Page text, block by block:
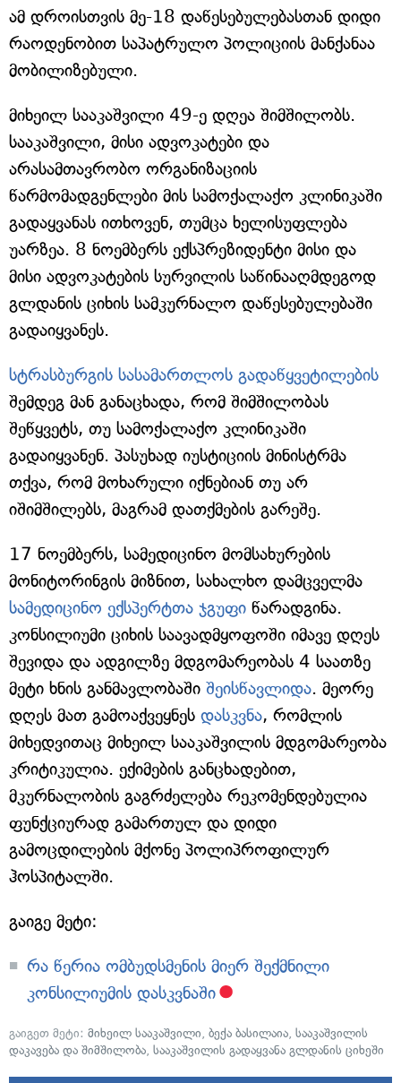
ამ დროისთვის მე-18 დაწესებულებასთან დიდი
რაოდენობით საპატრულო პოლიციის მანქანაა
მობილიზებული.
მიხეილ სააკაშვილი 49-ე დღეა შიმშილობს.
სააკაშვილი, მისი ადვოკატები და
არასამთავრობო ორგანიზაციის
წარმომადგენლები მის სამოქალაქო კლინიკაში
გადაყვანას ითხოვენ, თუმცა ხელისუფლება
უარზეა. 8 ნოემბერს ექსპრეზიდენტი მისი და
მისი ადვოკატების სურვილის საწინააღმდეგოდ
გლდანის ციხის სამკურნალო დაწესებულებაში
გადაიყვანეს.
სტრასბურგის სასამართლოს გადაწყვეტილების
შემდეგ მან განაცხადა, რომ შიმშილობას
შეწყვეტს, თუ სამოქალაქო კლინიკაში
გადაიყვანენ. პასუხად იუსტიციის მინისტრმა
თქვა, რომ მოხარული იქნებიან თუ არ
იშიმშილებს, მაგრამ დათქმების გარეშე.
17 ნოემბერს, სამედიცინო მომსახურების
მონიტორინგის მიზნით, სახალხო დამცველმა
სამედიცინო ექსპერტთა ჯგუფი წარადგინა.
კონსილიუმი ციხის საავადმყოფოში იმავე დღეს
შევიდა და ადგილზე მდგომარეობას 4 საათზე
მეტი ხნის განმავლობაში შეისწავლიდა. მეორე
დღეს მათ გამოაქვეყნეს დასკვნა, რომლის
მიხედვითაც მიხეილ სააკაშვილის მდგომარეობა
კრიტიკულია. ექიმების განცხადებით,
მკურნალობის გაგრძელება რეკომენდებულია
ფუნქციურად გამართულ და დიდი
გამოცდილების მქონე პოლიპროფილურ
ჰოსპიტალში.
გაიგე მეტი:
რა წერია ომბუდსმენის მიერ შექმნილი
კონსილიუმის დასკვნაში
გაიგეთ მეტი: მიხეილ სააკაშვილი, ბექა ბასილაია, სააკაშვილის
დაკავება და შიმშილობა, სააკაშვილის გადაყვანა გლდანის ციხეში